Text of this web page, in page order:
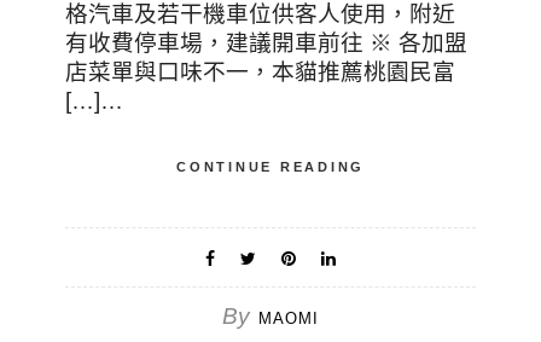
格汽車及若干機車位供客人使用，附近
有收費停車場，建議開車前往 ※ 各加盟
店菜單與口味不一，本貓推薦桃園民富
[…]…
CONTINUE READING
By MAOMI